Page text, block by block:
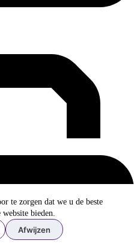
te zorgen dat we u de beste
bieden.
Afwijzen